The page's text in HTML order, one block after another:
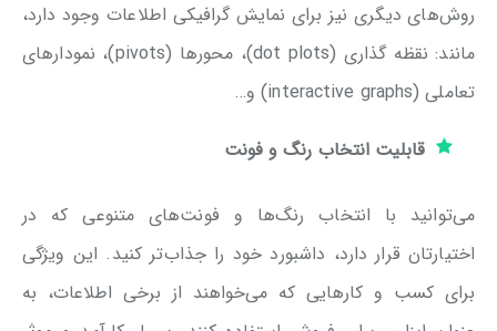
روش‌های دیگری نیز برای نمایش گرافیکی اطلاعات وجود دارد،
مانند: نقظه گذاری (dot plots)، محورها (pivots)، نمودارهای
تعاملی (interactive graphs) و…
قابلیت انتخاب رنگ و فونت
می‌توانید با انتخاب رنگ‌ها و فونت‌های متنوعی که در
اختیارتان قرار دارد، داشبورد خود را جذاب‌تر کنید. این ویژگی
برای کسب و کارهایی که می‌خواهند از برخی اطلاعات، به